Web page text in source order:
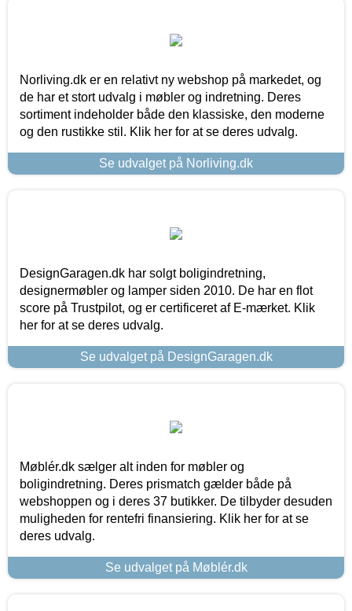
Norliving.dk er en relativt ny webshop på markedet, og
de har et stort udvalg i møbler og indretning. Deres
sortiment indeholder både den klassiske, den moderne
og den rustikke stil. Klik her for at se deres udvalg.
Se udvalget på Norliving.dk
DesignGaragen.dk har solgt boligindretning,
designermøbler og lamper siden 2010. De har en flot
score på Trustpilot, og er certificeret af E-mærket. Klik
her for at se deres udvalg.
Se udvalget på DesignGaragen.dk
Møblér.dk sælger alt inden for møbler og
boligindretning. Deres prismatch gælder både på
webshoppen og i deres 37 butikker. De tilbyder desuden
muligheden for rentefri finansiering. Klik her for at se
deres udvalg.
Se udvalget på Møblér.dk